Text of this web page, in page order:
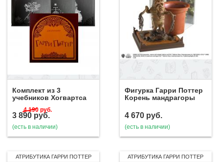
Комплект из 3
учебников Хогвартса
4 190 руб.
3 890 руб.
(есть в наличии)
Фигурка Гарри Поттер
Корень мандрагоры
4 670 руб.
(есть в наличии)
АТРИБУТИКА ГАРРИ ПОТТЕР АТРИБУТИКА ГАРРИ ПОТТЕР